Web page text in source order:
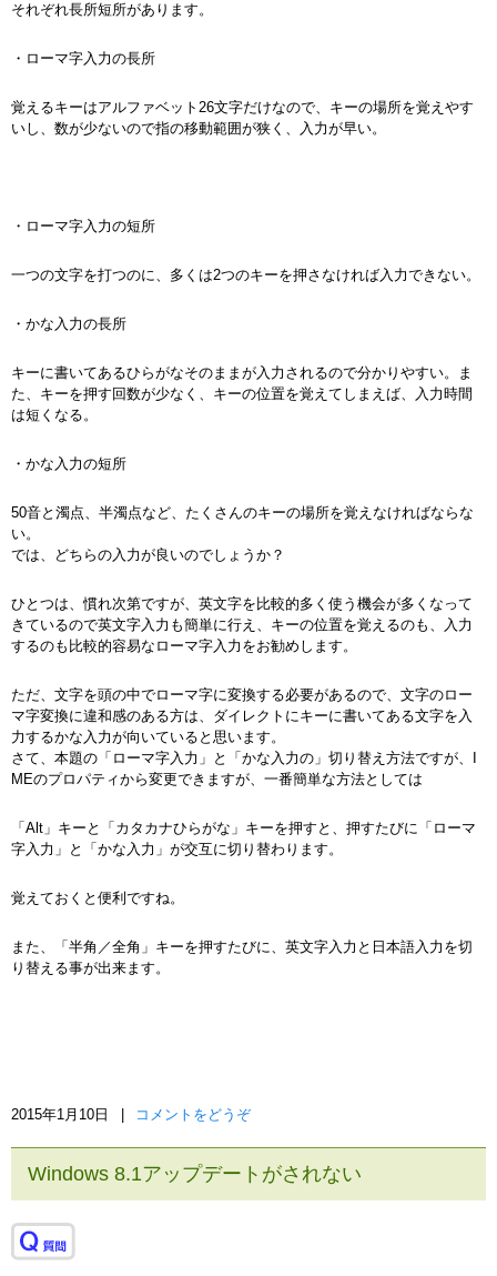
それぞれ長所短所があります。
・ローマ字入力の長所
覚えるキーはアルファベット26文字だけなので、キーの場所を覚えやす
いし、数が少ないので指の移動範囲が狭く、入力が早い。
・ローマ字入力の短所
一つの文字を打つのに、多くは2つのキーを押さなければ入力できない。
・かな入力の長所
キーに書いてあるひらがなそのままが入力されるので分かりやすい。ま
た、キーを押す回数が少なく、キーの位置を覚えてしまえば、入力時間
は短くなる。
・かな入力の短所
50音と濁点、半濁点など、たくさんのキーの場所を覚えなければならな
い。
では、どちらの入力が良いのでしょうか？
ひとつは、慣れ次第ですが、英文字を比較的多く使う機会が多くなって
きているので英文字入力も簡単に行え、キーの位置を覚えるのも、入力
するのも比較的容易なローマ字入力をお勧めします。
ただ、文字を頭の中でローマ字に変換する必要があるので、文字のロー
マ字変換に違和感のある方は、ダイレクトにキーに書いてある文字を入
力するかな入力が向いていると思います。
さて、本題の「ローマ字入力」と「かな入力の」切り替え方法ですが、I
MEのプロパティから変更できますが、一番簡単な方法としては
「Alt」キーと「カタカナひらがな」キーを押すと、押すたびに「ローマ
字入力」と「かな入力」が交互に切り替わります。
覚えておくと便利ですね。
また、「半角／全角」キーを押すたびに、英文字入力と日本語入力を切
り替える事が出来ます。
2015年1月10日 コメントをどうぞ
Windows 8.1アップデートがされない